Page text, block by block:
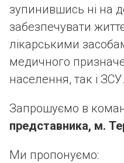
зупинившись ні на
забезпечувати
лікарськими
медичного
населення, так і ЗСУ.
Запрошуємо в
представника, м.
Ми пропонуємо: